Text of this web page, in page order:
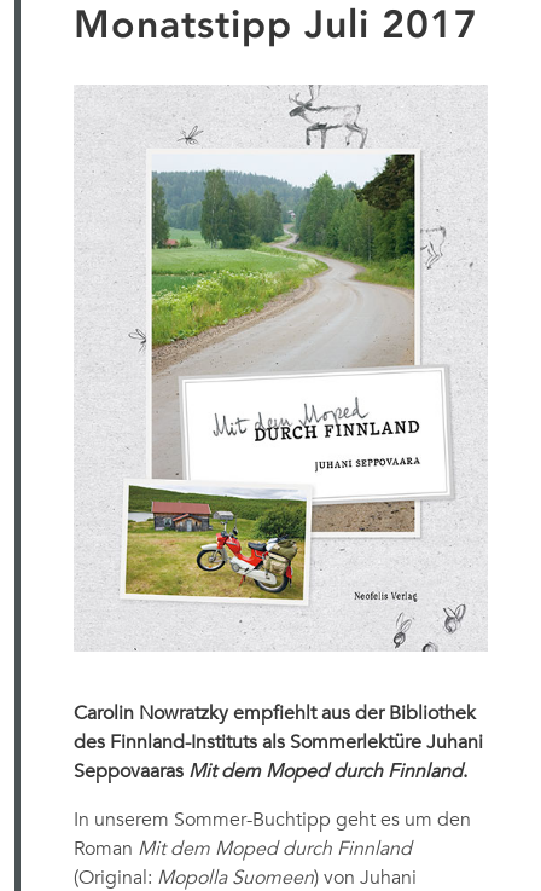
Monatstipp Juli 2017
Carolin Nowratzky empfiehlt aus der Bibliothek
des Finnland-Instituts als Sommerlektüre Juhani
Seppovaaras Mit dem Moped durch Finnland.
In unserem Sommer-Buchtipp geht es um den
Roman Mit dem Moped durch Finnland
(Original: Mopolla Suomeen) von Juhani